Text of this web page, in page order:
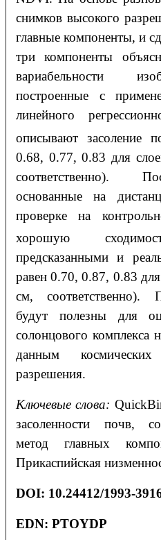
снимков высокого
главные компоненты, и
три компоненты
вариабельности
построенные с
линейного
описывают засоление
0.68, 0.77, 0.83 для
соответственно).
основанные на
проверке на
хорошую
предсказанными и
равен 0.70, 0.87, 0.83
см, соответственно).
будут полезны для
солонцового комплекса
данным
разрешения.
Ключевые слова:
засоленности почв,
метод главных
Прикаспийская
DOI: 10.24412/1993-
EDN: PTOYDP